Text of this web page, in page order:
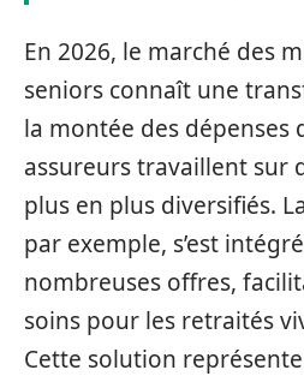
En 2026, le marché des
seniors connaît une
la montée des dépenses
assureurs travaillent sur
plus en plus diversifiés.
par exemple, s’est
nombreuses offres,
soins pour les retraités
Cette solution